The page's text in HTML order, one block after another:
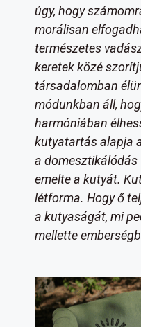
úgy, hogy
morálisan
természetes
keretek közé
társadalomban
módunkban áll,
harmóniában
kutyatartás alapja
a
emelte a kutyát.
létforma. Hogy ő
a kutyaságát, mi
mellette